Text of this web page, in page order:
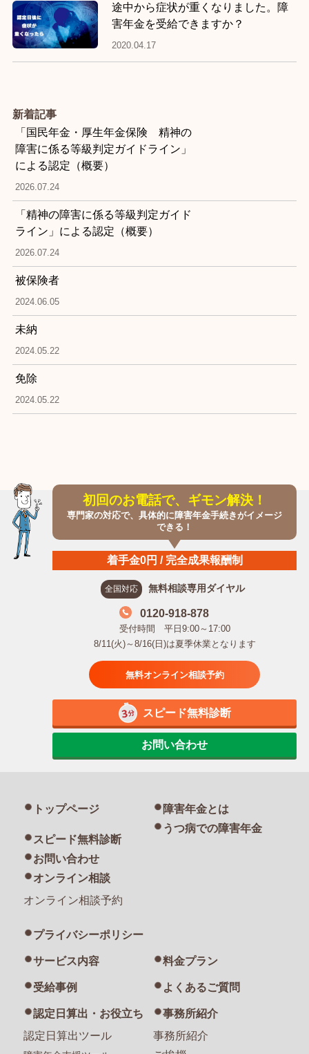
途中から症状が重くなりました。障
害年金を受給できますか？
2020.04.17
新着記事
「国民年金・厚生年金保険 精神の
障害に係る等級判定ガイドライン」
による認定（概要）
2026.07.24
「精神の障害に係る等級判定ガイド
ライン」による認定（概要）
2026.07.24
被保険者
2024.06.05
未納
2024.05.22
免除
2024.05.22
初回のお電話で、ギモン解決！
専門家の対応で、具体的に障害年金手続きがイメージ
できる！
着手金0円 / 完全成果報酬制
全国対応 無料相談専用ダイヤル
0120-918-878
受付時間 平日9:00～17:00
8/11(火)～8/16(日)は夏季休業となります
無料オンライン相談予約
スピード無料診断
お問い合わせ
トップページ
スピード無料診断
お問い合わせ
オンライン相談
オンライン相談予約
プライバシーポリシー
障害年金とは
うつ病での障害年金
サービス内容 料金プラン
受給事例 よくあるご質問
認定日算出・お役立ち
認定日算出ツール
事務所紹介
事務所紹介